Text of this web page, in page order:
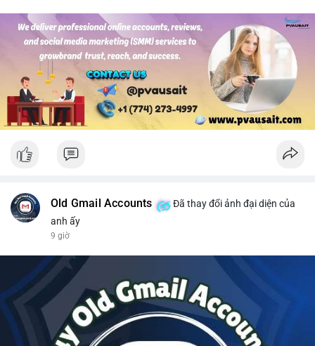
chốt 50% vị thế tại TP1 và dời stop loss về điểm hòa vốn.
#solusdt #longsol #vung76 #breakoutsol #lenhmuasol
Old Gmail Accounts
Đã thay đổi ảnh đại diện của
anh ấy
9 giờ